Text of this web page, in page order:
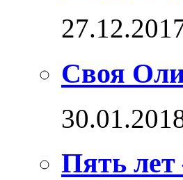
Своя
Пять лет